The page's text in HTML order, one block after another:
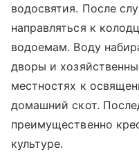
водосвятия. После
направляться к
водоемам. Воду
дворы и
местностях к
домашний скот.
преимущественно
культуре.